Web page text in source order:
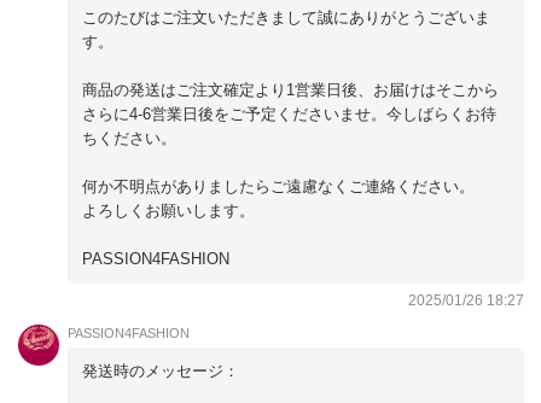
このたびはご注文いただきまして誠にありがとうございま
す。
商品の発送はご注文確定より1営業日後、お届けはそこから
さらに4-6営業日後をご予定くださいませ。今しばらくお待
ちください。
何か不明点がありましたらご遠慮なくご連絡ください。
よろしくお願いします。
PASSION4FASHION
2025/01/26 18:27
PASSION4FASHION
発送時のメッセージ：